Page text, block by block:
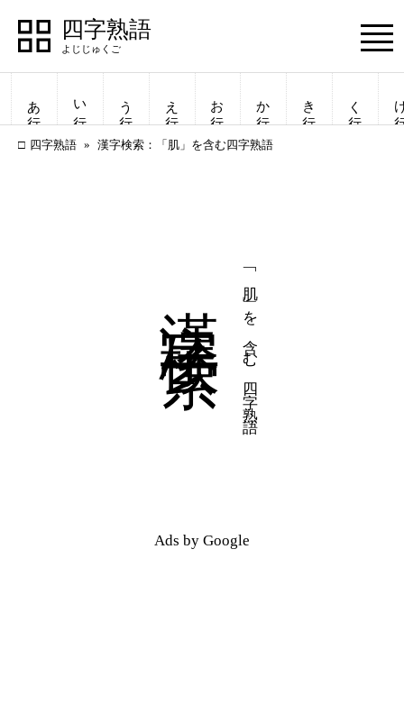
四字熟語
四字熟語
一覧表示
漢字検索
Menu
あ行 い行 う行 え行 お行 か行 き行 く行
四字熟語 漢字検索：「肌」を含む四字熟語
「肌」を含む四字熟語
Ads by Google
四字熟語
一覧表示
漢字検索